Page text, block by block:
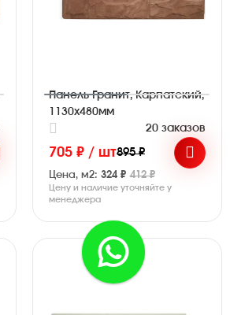
Панель Гранит, Карпатский,
1130х480мм
20 заказов
705 ₽ / шт895 ₽
Цена, м2: 324 ₽ 412 ₽
Цену и наличие уточняйте у
менеджера